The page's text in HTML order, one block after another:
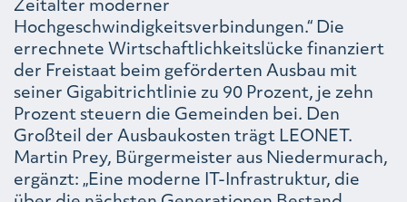
Hochgeschwindigkeitsverbindungen.“ Die
errechnete Wirtschaftlichkeitslücke finanziert
der Freistaat beim geförderten Ausbau mit
seiner Gigabitrichtlinie zu 90 Prozent, je zehn
Prozent steuern die Gemeinden bei. Den
Großteil der Ausbaukosten trägt LEONET.
Martin Prey, Bürgermeister aus Niedermurach,
ergänzt: „Eine moderne IT-Infrastruktur, die